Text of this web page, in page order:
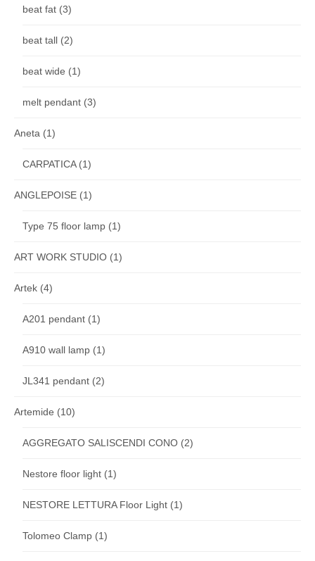
beat fat (3)
beat tall (2)
beat wide (1)
melt pendant (3)
Aneta (1)
CARPATICA(1)
ANGLEPOISE (1)
Type 75 floor lamp (1)
ART WORK STUDIO (1)
Artek (4)
A201 pendant (1)
A910 wall lamp (1)
JL341 pendant (2)
Artemide (10)
AGGREGATO SALISCENDI CONO (2)
Nestore floor light (1)
NESTORE LETTURA Floor Light (1)
Tolomeo Clamp (1)